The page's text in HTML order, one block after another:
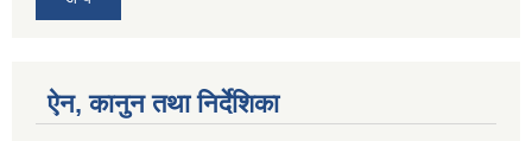
ऐन, कानुन तथा निर्देशिका